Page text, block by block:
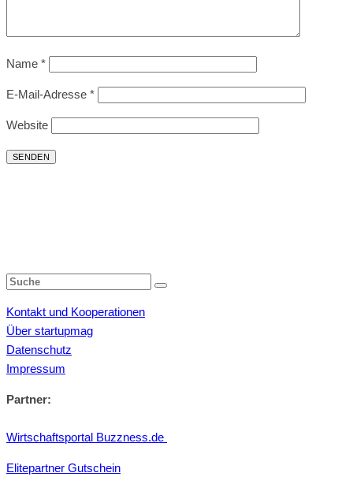
Name *
E-Mail-Adresse *
Website
Kontakt und Kooperationen
Über startupmag
Datenschutz
Impressum
Partner:
Wirtschaftsportal Buzzness.de
Elitepartner Gutschein